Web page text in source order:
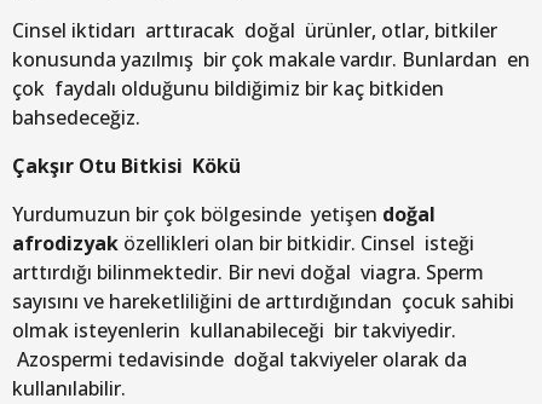
Cinsel iktidarı arttıracak doğal ürünler, otlar, bitkiler
konusunda yazılmış bir çok makale vardır. Bunlardan en
çok faydalı olduğunu bildiğimiz bir kaç bitkiden
bahsedeceğiz.
Çakşır Otu Bitkisi Kökü
Yurdumuzun bir çok bölgesinde yetişen doğal
afrodizyak özellikleri olan bir bitkidir. Cinsel isteği
arttırdığı bilinmektedir. Bir nevi doğal viagra. Sperm
sayısını ve hareketliliğini de arttırdığından çocuk sahibi
olmak isteyenlerin kullanabileceği bir takviyedir.
Azospermi tedavisinde doğal takviyeler olarak da
kullanılabilir.